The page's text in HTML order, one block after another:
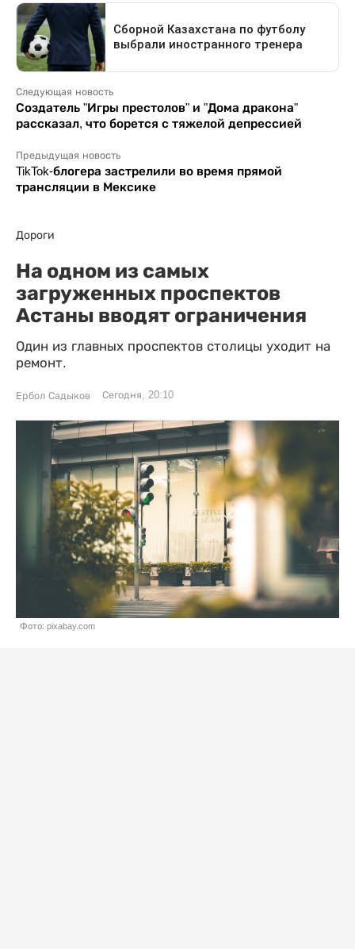
Следующая новость
Создатель "Игры престолов" и "Дома дракона"
рассказал, что борется с тяжелой депрессией
Предыдущая новость
TikTok-блогера застрелили во время прямой
трансляции в Мексике
Дороги
На одном из самых
загруженных проспектов
Астаны вводят ограничения
Один из главных проспектов столицы уходит на
ремонт.
Ербол Садыков Сегодня, 20:10
Фото: pixabay.com